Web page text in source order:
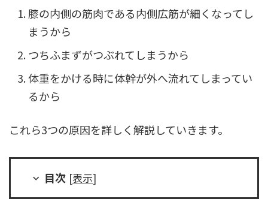
膝の内側の筋肉である内側広筋が細くなってし
まうから
つちふまずがつぶれてしまうから
体重をかける時に体幹が外へ流れてしまってい
るから
これら3つの原因を詳しく解説していきます。
目次 [表示]